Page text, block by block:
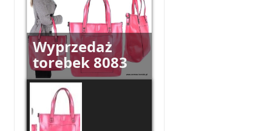
Wyprzedaż
torebek 8083